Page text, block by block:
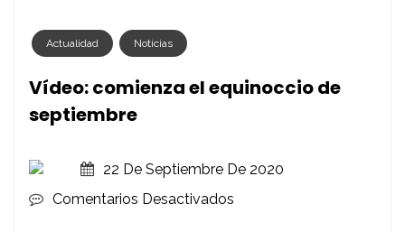
Actualidad Noticias
Vídeo: comienza el equinoccio de
septiembre
22 De Septiembre De 2020
Comentarios Desactivados